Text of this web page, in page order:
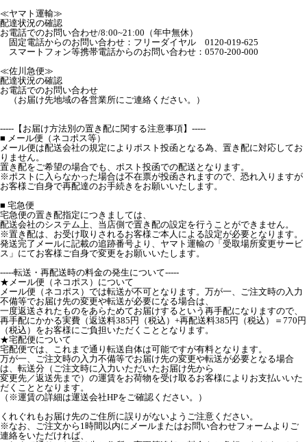
≪ヤマト運輸≫
配達状況の確認
お電話でのお問い合わせ/8:00~21:00（年中無休）
固定電話からのお問い合わせ：フリーダイヤル 0120-019-625
スマートフォン等携帯電話からのお問い合わせ：0570-200-000
≪佐川急便≫
配達状況の確認
お電話でのお問い合わせ
（お届け先地域の各営業所にご連絡ください。）
-----【お届け方法別の置き配に関する注意事項】-----
■ メール便（ネコポス等）
メール便は配送会社の規定によりポスト投函となる為、置き配に対応してお
りません。
置き配をご希望の場合でも、ポスト投函での配送となります。
※ポストに入らなかった場合は不在票が投函されますので、恐れ入りますが
お客様ご自身で再配達のお手続きをお願いいたします。
■ 宅急便
宅急便の置き配指定につきましては、
配送会社のシステム上、当店側で置き配の設定を行うことができません。
※置き配は、お受け取りされるお客様ご本人による設定が必要となります。
発送完了メールに記載の追跡番号より、ヤマト運輸の「受取場所変更サービ
ス」にてお客様ご自身で変更をお願いいたします。
-----転送・再配送時の料金の発生について-----
★メール便（ネコポス）について
メール便（ネコポス）では転送が不可となります。万が一、ご注文時の入力
不備等でお届け先の変更や転送が必要になる場合は、
一度返送されたものをあらためてお届けするという再手配になりますので、
再手配にかかる実費（返送料385円（税込）+再配送料385円（税込）＝770円
（税込）をお客様にご負担いただくこととなります。
★宅配便について
宅配便では、これまで通り転送自体は可能ですが有料となります。
万が一、ご注文時の入力不備等でお届け先の変更や転送が必要となる場合
は、転送分（ご注文時に入力いただいたお届け先から
変更先／返送先まで）の運賃をお荷物を受け取るお客様によりお支払いいた
だくこととなります。
（※運賃の詳細は運送会社HPをご確認ください。）
くれぐれもお届け先のご住所に誤りがないようご注意ください。
※なお、ご注文から1時間以内にメールまたはお問い合わせフォームよりご
連絡をいただければ、